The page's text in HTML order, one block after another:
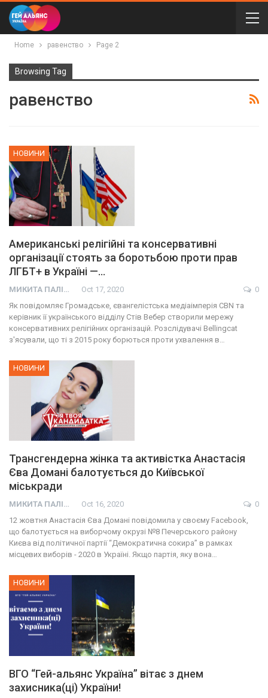
Home равенство Page 2
Browsing Tag
равенство
НОВИНИ
Американські релігійні та консервативні
організації стоять за боротьбою проти прав
ЛГБТ+ в Україні —…
МИКИТА ПАЛІЙ Oct 17, 2020
0
Як повідомляє Громадське, євангелістська медіаімперія CBN та
керівник її українського відділу Стів Вебер створили мережу
консервативних релігійних організацій. Розслідувачі Bellingcat
з'ясували, що ті з 2015 року борються проти ухвалення в…
НОВИНИ
Трансгендерна жінка та активістка Анастасія
Єва Домані балотується до Київської
міськради
МИКИТА ПАЛІЙ Oct 16, 2020
0
12 жовтня Анастасія Єва Домані повідомила у своєму Facebook,
що балотується на виборчому окрузі №8 Печерського району
Києва від політичної партії “Демократична сокира” в рамках
місцевих виборів - 2020 в Україні. Якщо партія, яку вона…
НОВИНИ
ВГО “Гей-альянс Україна” вітає з днем
захисника(ці) України!